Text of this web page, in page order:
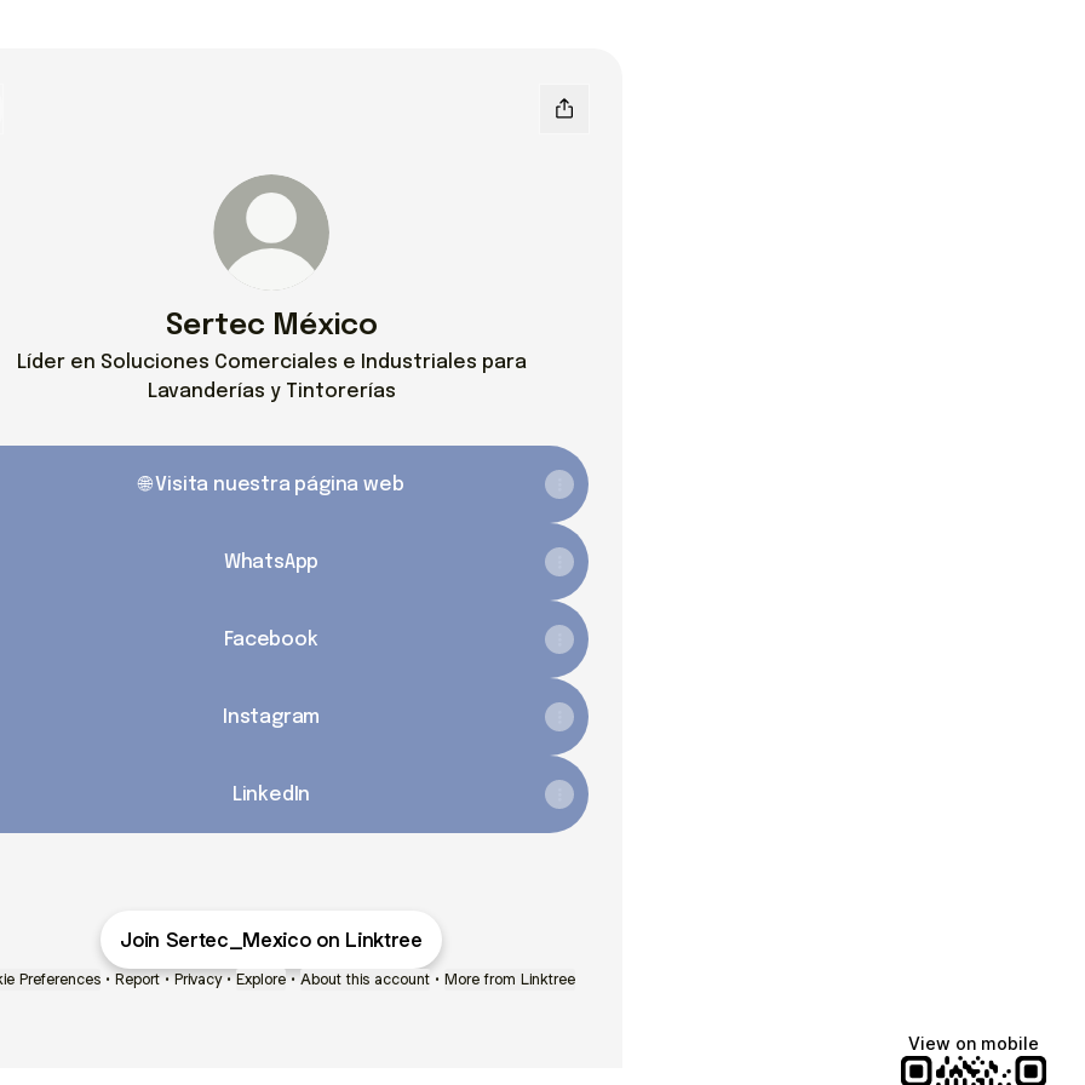
Sertec México
Líder en Soluciones Comerciales e Industriales para
Lavanderías y Tintorerías
🌐 Visita nuestra página web
WhatsApp
Facebook
Instagram
LinkedIn
Join Sertec_Mexico on Linktree
Preferences • Report • Privacy • Explore • About this account • More from Linktree
View on mobile